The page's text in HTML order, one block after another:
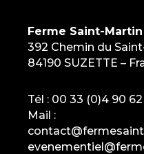
Ferme Saint-Martin
392 Chemin du
84190 SUZETTE –
Tél : 00 33 (0)4 90
Mail :